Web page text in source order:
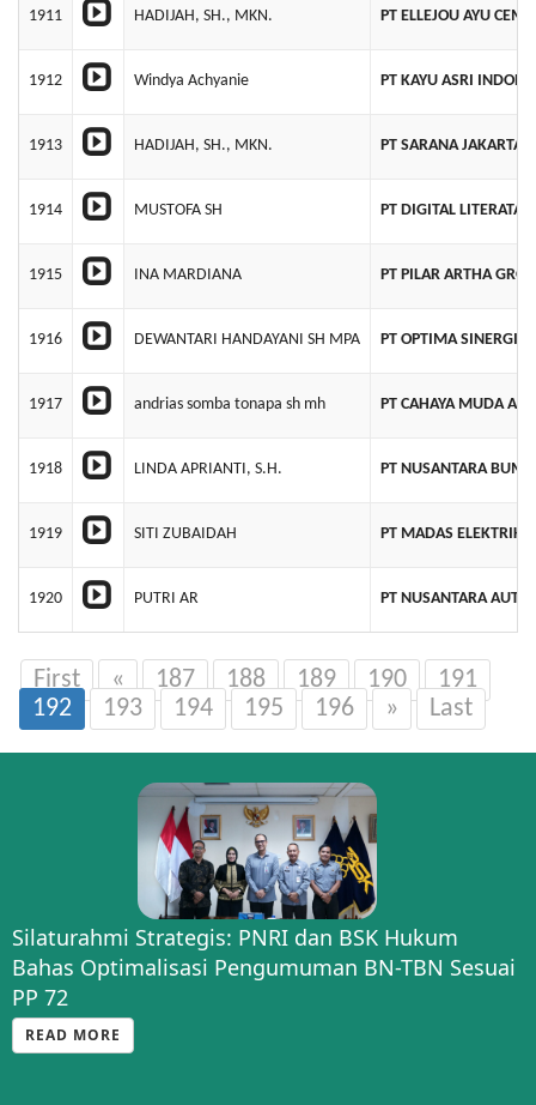
1911 HADIJAH, SH., MKN. PT ELLEJOU AYU
1912 Windya Achyanie PT KAYU ASRI
1913 HADIJAH, SH., MKN. PT SARANA JAKARTA
1914 MUSTOFA SH PT DIGITAL LITERATA
1915 INA MARDIANA PT PILAR ARTHA
1916 DEWANTARI HANDAYANI SH MPA PT OPTIMA SINERGI
1917 andrias somba tonapa sh mh PT CAHAYA MUDA
1918 LINDA APRIANTI, S.H. PT NUSANTARA BUMI
1919 SITI ZUBAIDAH PT MADAS
1920 PUTRI AR PT NUSANTARA
First « 187 188 189 190
191
192
193 194 195 196 » Last
Silaturahmi Strategis: PNRI dan BSK Hukum
Bahas Optimalisasi Pengumuman BN-TBN Sesuai
PP 72
READ MORE